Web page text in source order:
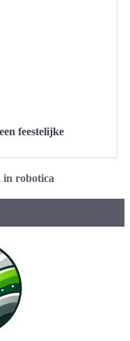
feestelijke
in robotica